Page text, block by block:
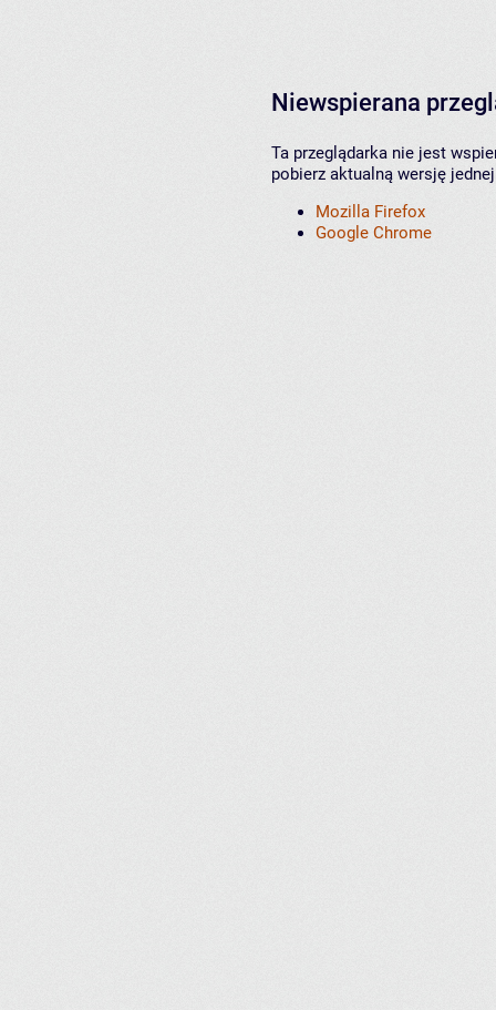
Niewspierana
Ta przeglądarka nie jest
pobierz aktualną wersję
Mozilla Firefox
Google Chrome